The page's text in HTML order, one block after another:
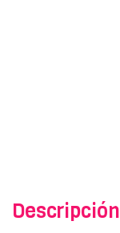
Descripción